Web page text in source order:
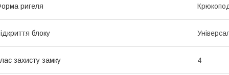
ригеля
блоку
захисту замку 4